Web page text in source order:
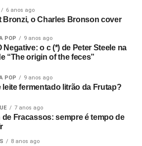
6 anos ago
Bronzi, o Charles Bronson cover
POP 9 anos ago
Negative: o c (*) de Peter Steele na
“The origin of the feces”
POP 9 anos ago
leite fermentado litrão da Frutap?
7 anos ago
de Fracassos: sempre é tempo de
8 anos ago